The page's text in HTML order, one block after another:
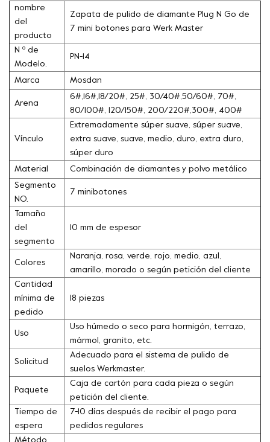
nombre
del
producto
Zapata de pulido de diamante Plug N Go de
7 mini botones para Werk Master
N º de
Modelo.
PN-14
Marca Mosdan
Arena
6#,16#,18/20#, 25#, 30/40#,50/60#, 70#,
80/100#, 120/150#, 200/220#,300#, 400#
Vínculo
Extremadamente súper suave, súper suave,
extra suave, suave, medio, duro, extra duro,
súper duro
Material Combinación de diamantes y polvo metálico
Segmento
NO.
7 minibotones
Tamaño
del
segmento
10 mm de espesor
Colores
Naranja, rosa, verde, rojo, medio, azul,
amarillo, morado o según petición del cliente
Cantidad
mínima de
pedido
18 piezas
Uso
Uso húmedo o seco para hormigón, terrazo,
mármol, granito, etc.
Solicitud
Adecuado para el sistema de pulido de
suelos Werkmaster.
Paquete
Caja de cartón para cada pieza o según
petición del cliente.
Tiempo de
espera
7-10 días después de recibir el pago para
pedidos regulares
Método